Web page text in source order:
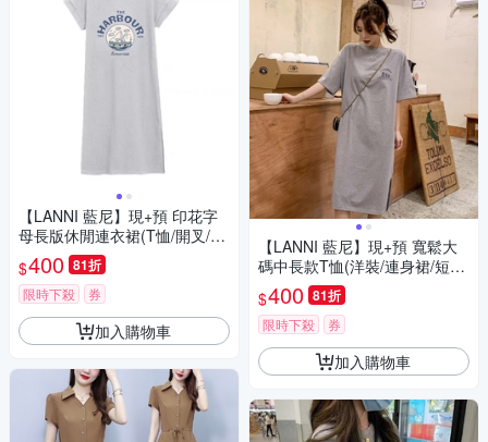
【LANNI 藍尼】現+預 印花字
母長版休閒連衣裙(T恤/開叉/連
身裙/長裙)
$400 81折
限時下殺 券
加入購物車
【LANNI 藍尼】現+預 寬鬆大
碼中長款T恤(洋裝/連身裙/短袖/
居家)
$400 81折
限時下殺 券
加入購物車